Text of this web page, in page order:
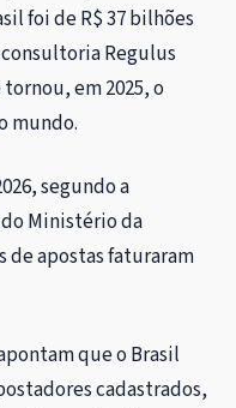
foi de R$ 37 bilhões
Regulus
em 2025, o
mundo.
segundo a
Ministério da
de apostas faturaram
que o Brasil
cadastrados,